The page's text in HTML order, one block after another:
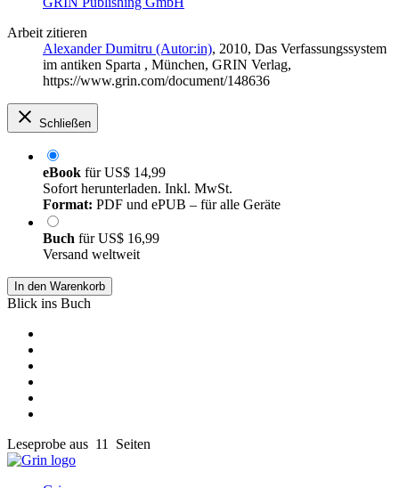
Arbeit zitieren
Alexander Dumitru (Autor:in), 2010, Das Verfassungssystem
im antiken Sparta , München, GRIN Verlag,
https://www.grin.com/document/148636
Schließen
eBook fürUS$ 14,99
Sofort herunterladen. Inkl. MwSt.
Format: PDF und ePUB – für alle Geräte
Buch fürUS$ 16,99
Versand weltweit
In den Warenkorb
Blick ins Buch
Leseprobe aus 11 Seiten